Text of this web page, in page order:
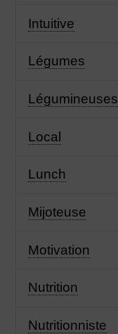
Intuitive
Légumes
Légumineuses
Local
Lunch
Mijoteuse
Motivation
Nutrition
Nutritionniste